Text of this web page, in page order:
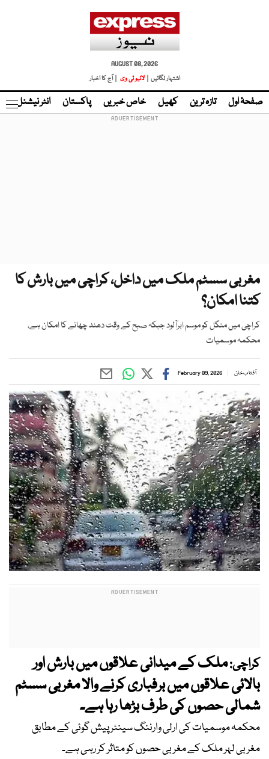
AUGUST 08, 2026
اشتہار لگائیں |
لائیو ٹی وی | آج کا اخبار
صفحۂ اول تازہ ترین کھیل خاص خبریں پاکستان انٹر نیشنل
مغربی سسٹم ملک میں داخل، کراچی میں بارش کا
کتنا امکان؟
کراچی میں منگل کو موسم ابرآلود جبکہ صبح کے وقت دھند چھانے کا امکان ہے،
محکمہ موسمیات
آفتاب خان February 09, 2026
کراچی:ملک کے میدانی علاقوں میں بارش اور
بالائی علاقوں میں برفباری کرنے والا مغربی سسٹم
شمالی حصوں کی طرف بڑھا رہا ہے۔
محکمہ موسمیات کی ارلی وارننگ سینٹر پیش گوئی کے مطابق
مغربی لہر ملک کے مغربی حصوں کو متاثر کر رہی ہے۔